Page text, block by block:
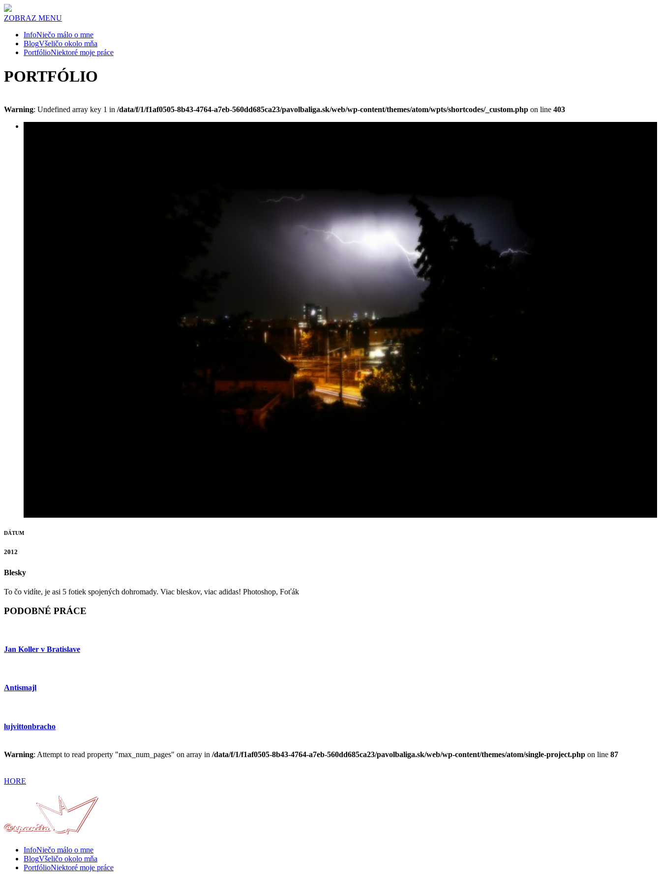
ZOBRAZ MENU
InfoNiečo málo o mne
BlogVšeličo okolo mňa
PortfólioNiektoré moje práce
PORTFÓLIO
Warning: Undefined array key 1 in /data/f/1/f1af0505-8b43-4764-a7eb-560dd685ca23/pavolbaliga.sk/web/wp-content/themes/atom/wpts/shortcodes/_custom.php on line 403
DÁTUM
2012
Blesky
To čo vidíte, je asi 5 fotiek spojených dohromady. Viac bleskov, viac adidas! Photoshop, Foťák
PODOBNÉ PRÁCE
Jan Koller v Bratislave
Antismajl
lujvittonbracho
Warning: Attempt to read property "max_num_pages" on array in /data/f/1/f1af0505-8b43-4764-a7eb-560dd685ca23/pavolbaliga.sk/web/wp-content/themes/atom/single-project.php on line 87
HORE
InfoNiečo málo o mne
BlogVšeličo okolo mňa
PortfólioNiektoré moje práce